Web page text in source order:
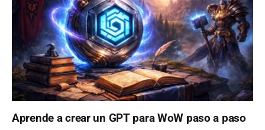
Aprende a crear un GPT para WoW paso a paso